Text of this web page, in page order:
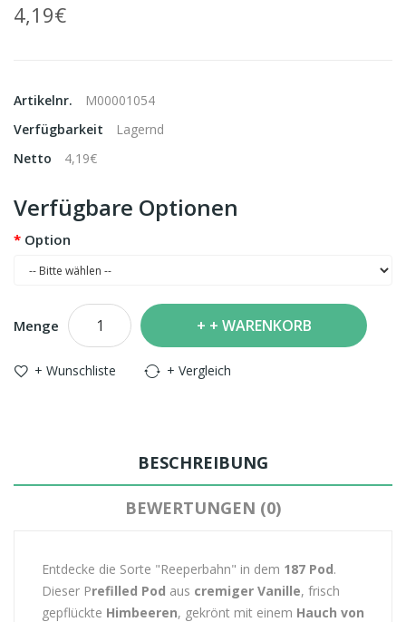
4,19€
Artikelnr.
M00001054
Verfügbarkeit
Lagernd
Netto
4,19€
Verfügbare Optionen
Option
Menge + WARENKORB
+ Wunschliste + Vergleich
BESCHREIBUNG
BEWERTUNGEN (0)
Entdecke die Sorte "Reeperbahn" in dem 187 Pod.
Dieser Prefilled Pod aus cremiger Vanille, frisch
gepflückte Himbeeren, gekrönt mit einem Hauch von